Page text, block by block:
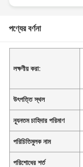
পণ্যের বর্ণনা
লক্ষণীয় করা:
উৎপত্তি স্থল
ন্যূনতম চাহিদার পরিমাণ
পরিচিতিমুলক নাম
পরিশোধের শর্ত